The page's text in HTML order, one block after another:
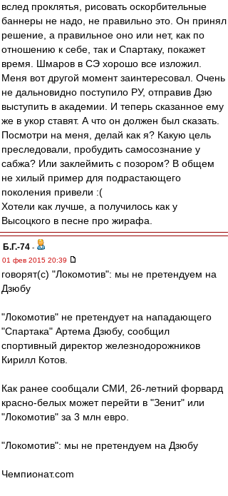
вслед проклятья, рисовать оскорбительные
баннеры не надо, не правильно это. Он принял
решение, а правильное оно или нет, как по
отношению к себе, так и Спартаку, покажет
время. Шмаров в СЭ хорошо все изложил.
Меня вот другой момент заинтересовал. Очень
не дальновидно поступило РУ, отправив Дзю
выступить в академии. И теперь сказанное ему
же в укор ставят. А что он должен был сказать.
Посмотри на меня, делай как я? Какую цель
преследовали, пробудить самосознание у
сабжа? Или заклеймить с позором? В общем
не хилый пример для подрастающего
поколения привели :(
Хотели как лучше, а получилось как у
Высоцкого в песне про жирафа.
Б.Г.-74 -
01 фев 2015 20:39
говорят(с) "Локомотив": мы не претендуем на
Дзюбу
"Локомотив" не претендует на нападающего
"Спартака" Артема Дзюбу, сообщил
спортивный директор железнодорожников
Кирилл Котов.
Как ранее сообщали СМИ, 26-летний форвард
красно-белых может перейти в "Зенит" или
"Локомотив" за 3 млн евро.
"Локомотив": мы не претендуем на Дзюбу
Чемпионат.com